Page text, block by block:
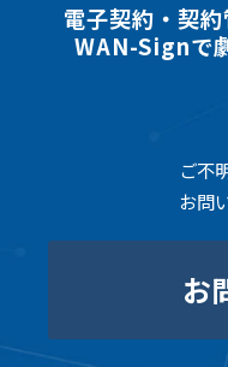
電子契約・契
WAN-Signで
ご不
お問
お